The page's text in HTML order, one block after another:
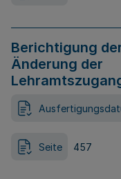
Berichtigung
Änderung der
Seite 457